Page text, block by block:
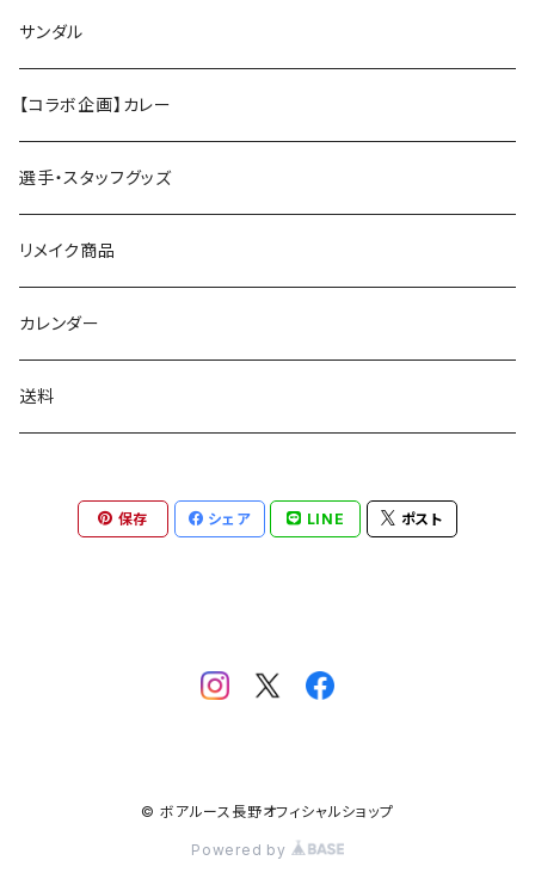
ペンライト
サンダル
【コラボ企画】カレー
選手・スタッフグッズ
リメイク商品
カレンダー
送料
保存 シェア LINE ポスト
© ボアルース長野オフィシャルショップ
Powered by